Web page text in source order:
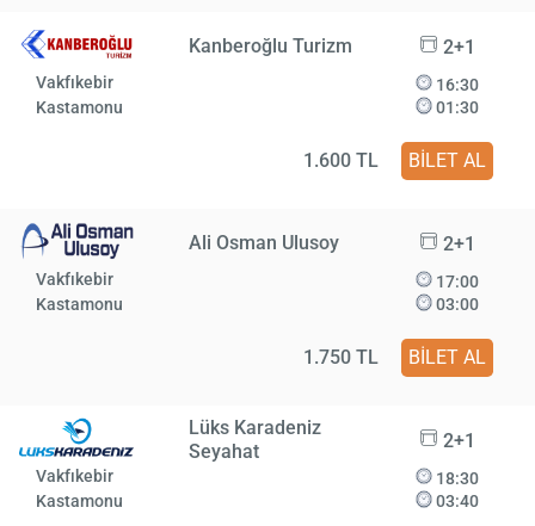
Kanberoğlu Turizm 2+1
Vakfıkebir
Kastamonu
16:30
01:30
1.600 TL BİLET AL
Ali Osman Ulusoy 2+1
Vakfıkebir
Kastamonu
17:00
03:00
1.750 TL BİLET AL
Lüks Karadeniz
Seyahat
2+1
Vakfıkebir
Kastamonu
18:30
03:40